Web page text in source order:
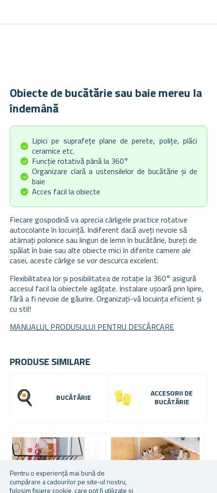
Pentru o experiență mai bună de
cumpărare a cadourilor pe site-ul nostru,
folosim fișiere cookie, care pot fi utilizate și
Obiecte de bucătărie sau baie mereu la
îndemână
Lipici pe suprafețe plane de perete, polițe, plăci
ceramice etc.
Funcție rotativă până la 360°
Organizare clară a ustensilelor de bucătărie și de
baie
Acces facil la obiecte
Fiecare gospodină va aprecia cârligele practice rotative
autocolante în locuință. Indiferent dacă aveți nevoie să
atârnați polonice sau linguri de lemn în bucătărie, bureți de
spălat în baie sau alte obiecte mici în diferite camere ale
casei, aceste cârlige se vor descurca excelent.
Flexibilitatea lor și posibilitatea de rotație la 360° asigură
accesul facil la obiectele agățate. Instalare ușoară prin lipire,
fără a fi nevoie de găurire. Organizați-vă locuința eficient și
cu stil!
MANUALUL PRODUSULUI PENTRU DESCĂRCARE
PRODUSE SIMILARE
BUCĂTĂRIE
ACCESORII DE
BUCĂTĂRIE